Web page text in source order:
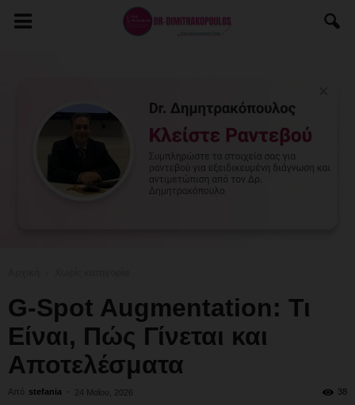
G-Spot Augmentation: Τι
Είναι, Πώς Γίνεται και
Αποτελέσματα
Από stefania - 24 Μαΐου, 2026 38